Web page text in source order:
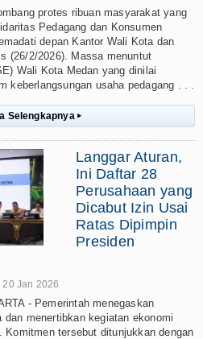
protes ribuan masyarakat yang
Pedagang dan Konsumen
depan Kantor Wali Kota dan
(26/2/2026). Massa menuntut
Wali Kota Medan yang dinilai
keberlangsungan usaha pedagang . . .
Selengkapnya ▸
Langgar Aturan,
Ini Daftar 28
Perusahaan yang
Dicabut Izin Usai
Ratas Dipimpin
Presiden
20 Jan 2026
- Pemerintah menegaskan
menertibkan kegiatan ekonomi
Komitmen tersebut ditunjukkan dengan